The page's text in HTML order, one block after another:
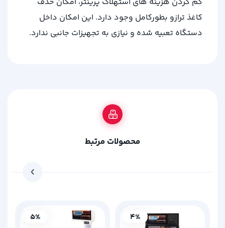
کاغذ ترازو بطورکامل وجود دارد. این امکان داخل
دستگاه تعبیه شده و نیازی به تجهیزات جانبی ندارد.
محصولات مرتبط
4%
5%